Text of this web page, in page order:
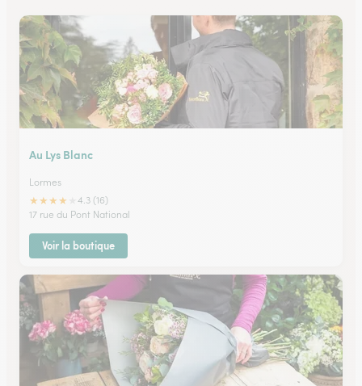
Au Lys Blanc
Lormes
★★★★
4.3 (16)
17 rue du Pont National
Voir la boutique